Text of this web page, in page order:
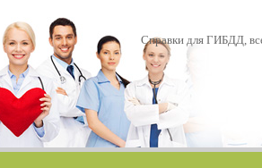
Справки для ГИБДД,